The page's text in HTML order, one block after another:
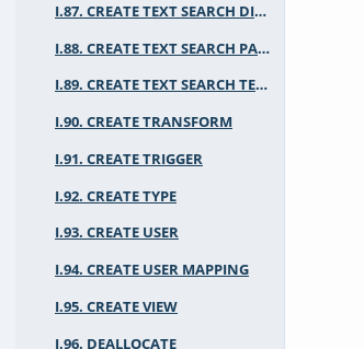
I.87. CREATE TEXT SEARCH DICTIONARY
I.88. CREATE TEXT SEARCH PARSER
I.89. CREATE TEXT SEARCH TEMPLATE
I.90. CREATE TRANSFORM
I.91. CREATE TRIGGER
I.92. CREATE TYPE
I.93. CREATE USER
I.94. CREATE USER MAPPING
I.95. CREATE VIEW
I.96. DEALLOCATE